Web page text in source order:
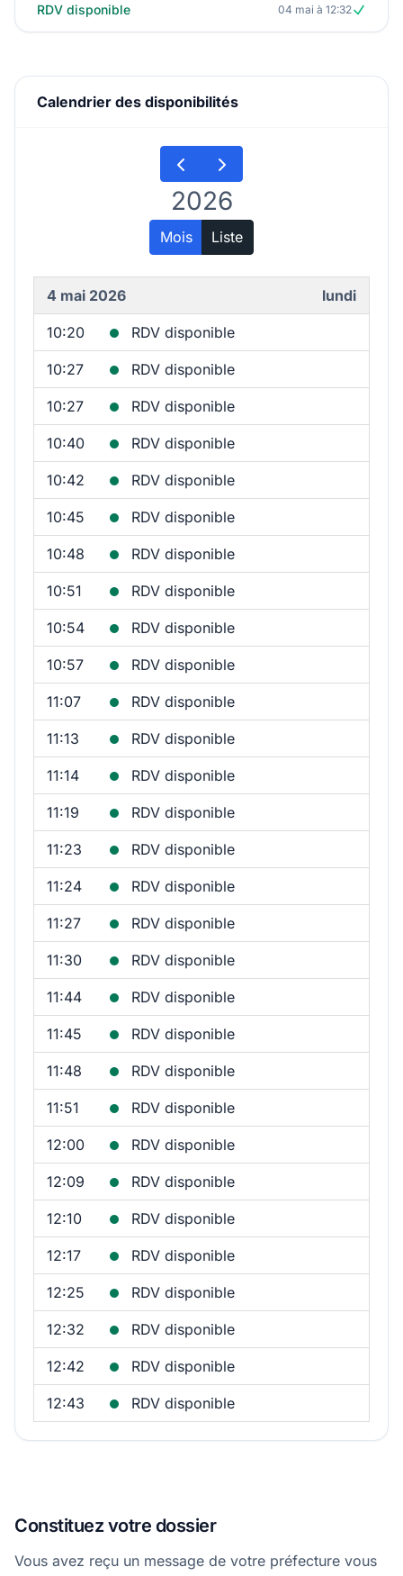
RDV disponible 04 mai à 12:32
Calendrier des disponibilités
2026
Mois Liste
4 mai 2026 lundi
10:20 RDV disponible
10:27 RDV disponible
10:27 RDV disponible
10:40 RDV disponible
10:42 RDV disponible
10:45 RDV disponible
10:48 RDV disponible
10:51 RDV disponible
10:54 RDV disponible
10:57 RDV disponible
11:07 RDV disponible
11:13 RDV disponible
11:14 RDV disponible
11:19 RDV disponible
11:23 RDV disponible
11:24 RDV disponible
11:27 RDV disponible
11:30 RDV disponible
11:44 RDV disponible
11:45 RDV disponible
11:48 RDV disponible
11:51 RDV disponible
12:00 RDV disponible
12:09 RDV disponible
12:10 RDV disponible
12:17 RDV disponible
12:25 RDV disponible
12:32 RDV disponible
12:42 RDV disponible
12:43 RDV disponible
Constituez votre dossier
Vous avez reçu un message de votre préfecture vous